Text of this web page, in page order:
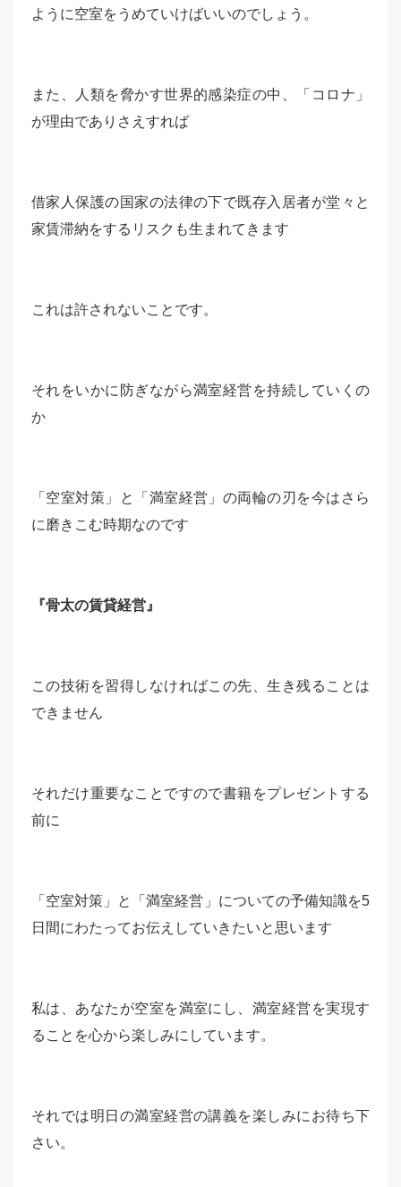
ように空室をうめていけばいいのでしょう。
また、人類を脅かす世界的感染症の中、「コロナ」
が理由でありさえすれば
借家人保護の国家の法律の下で既存入居者が堂々と
家賃滞納をするリスクも生まれてきます
これは許されないことです。
それをいかに防ぎながら満室経営を持続していくの
か
「空室対策」と「満室経営」の両輪の刃を今はさら
に磨きこむ時期なのです
『骨太の賃貸経営』
この技術を習得しなければこの先、生き残ることは
できません
それだけ重要なことですので書籍をプレゼントする
前に
「空室対策」と「満室経営」についての予備知識を5
日間にわたってお伝えしていきたいと思います
私は、あなたが空室を満室にし、満室経営を実現す
ることを心から楽しみにしています。
それでは明日の満室経営の講義を楽しみにお待ち下
さい。